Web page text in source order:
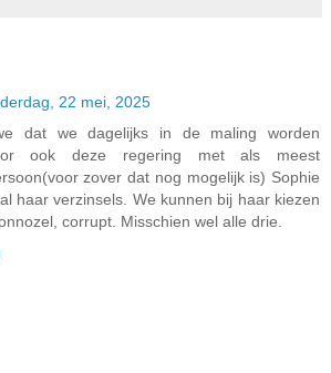
22 mei, 2025
dat we dagelijks in de maling worden
ook deze regering met als meest
zover dat nog mogelijk is) Sophie
haar verzinsels. We kunnen bij haar kiezen
corrupt. Misschien wel alle drie.